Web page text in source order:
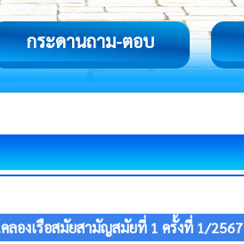
กระดานถาม-ตอบ
ลองเรือสมัยสามัญสมัยที่ 1 ครั้งที่ 1/2567